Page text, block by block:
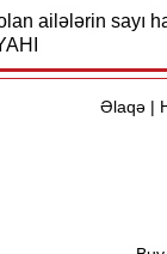
ailələrin sayı
Əlaqə|